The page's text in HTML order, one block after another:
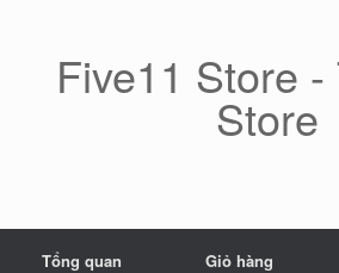
Five11 Store -
Store
Tổng quan Giỏ hàng